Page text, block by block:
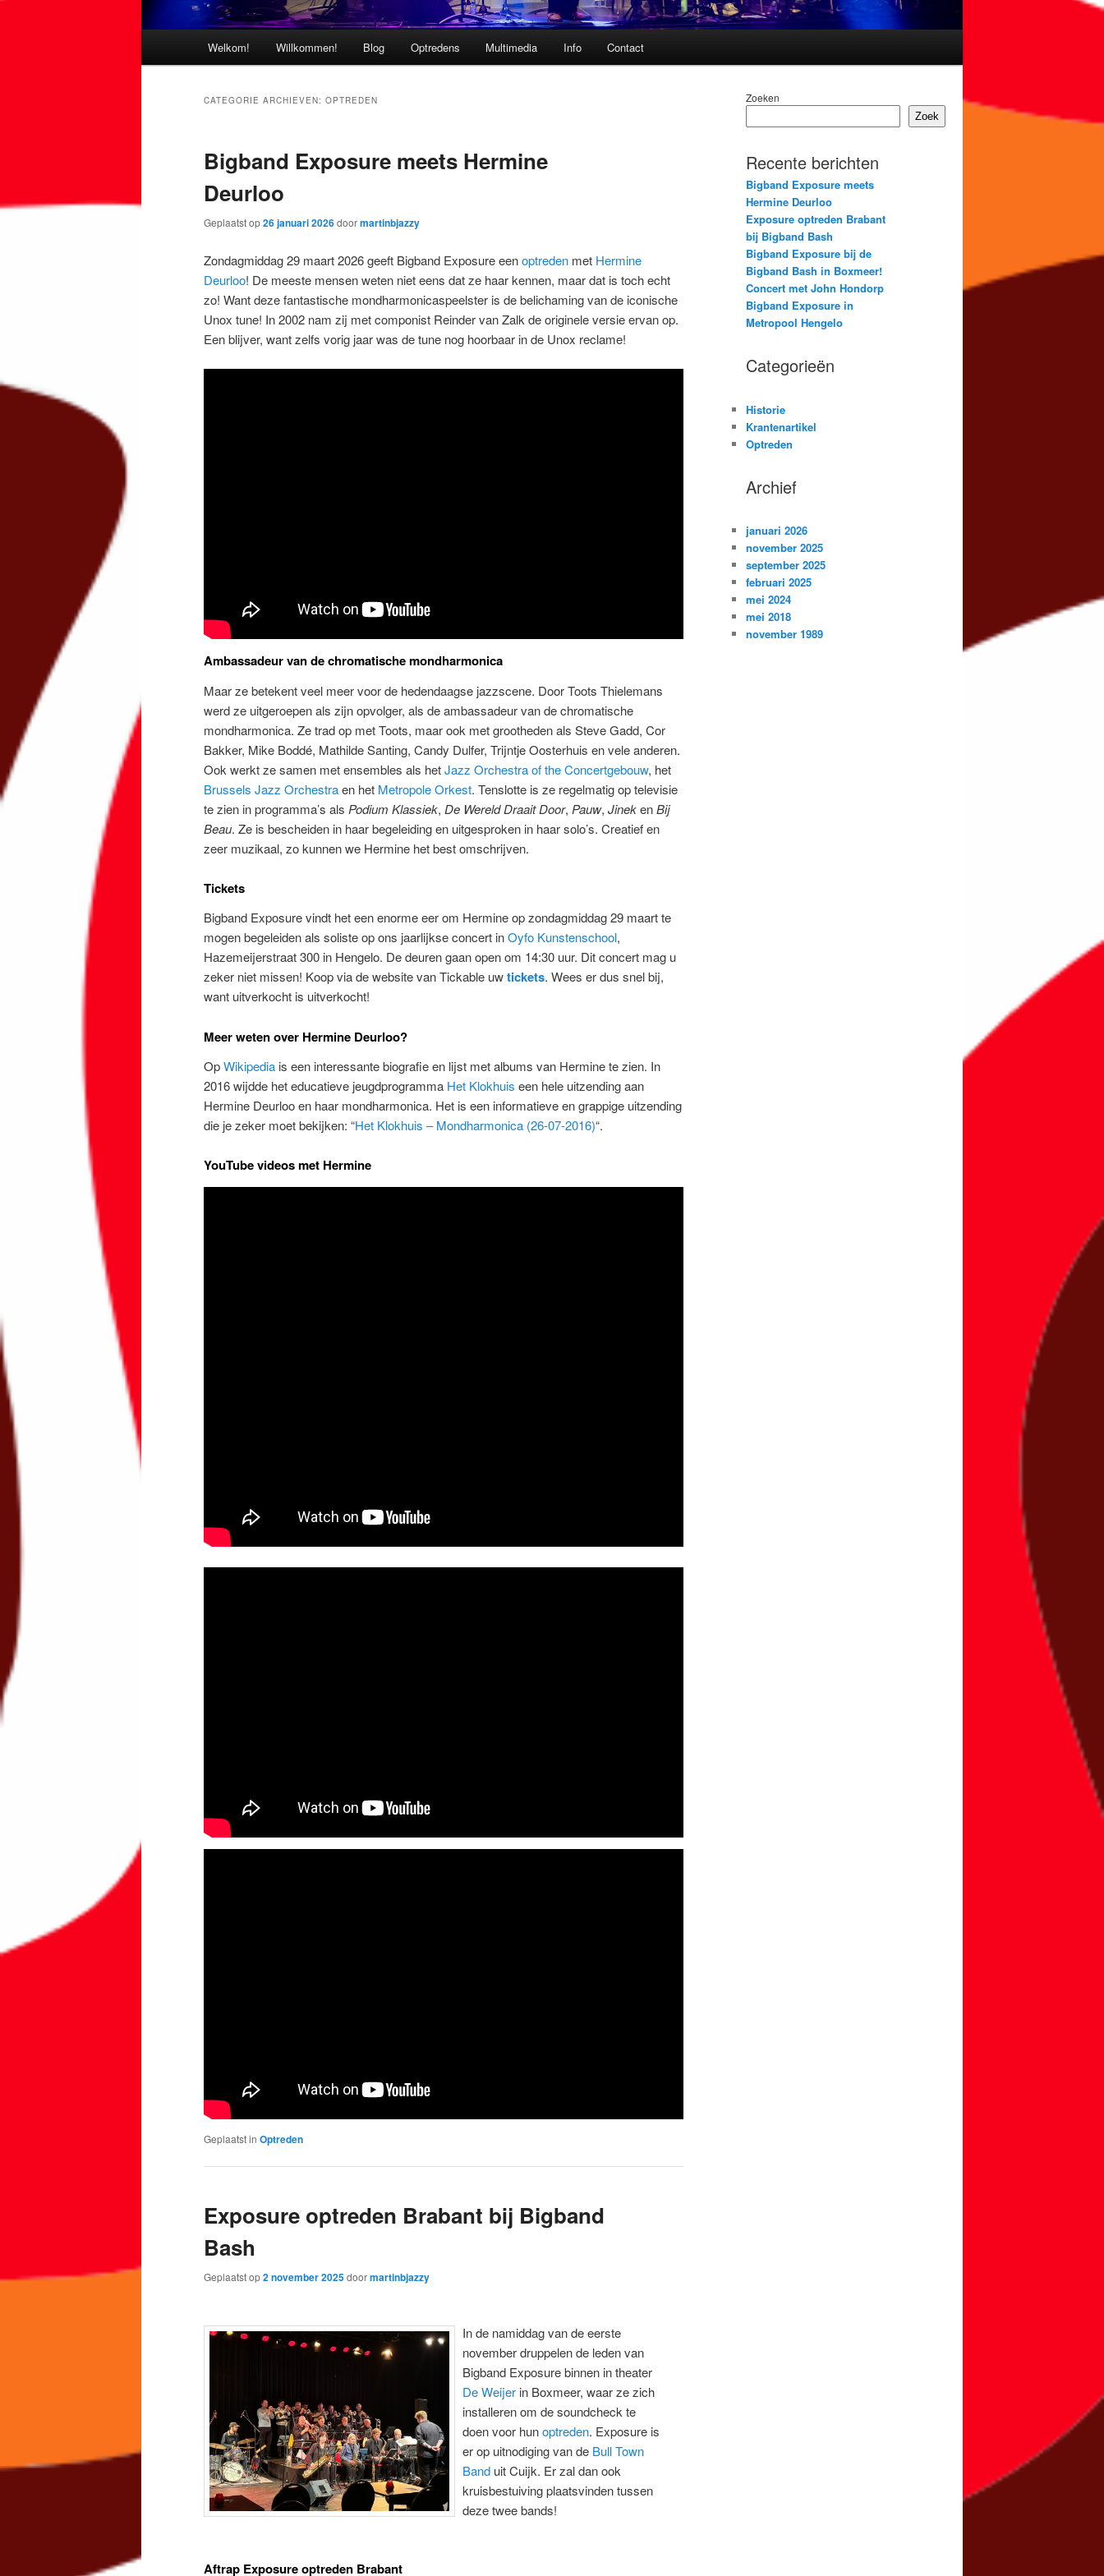
Welkom! Willkommen! Blog Optredens Multimedia Info Contact
CATEGORIE ARCHIEVEN: OPTREDEN
Bigband Exposure meets Hermine
Deurloo
Geplaatst op26 januari 2026doormartinbjazzy
Zondagmiddag 29 maart 2026 geeft Bigband Exposure eenoptreden met Hermine
Deurloo! De meeste mensen weten niet eens dat ze haar kennen, maar dat is toch echt
zo! Want deze fantastische mondharmonicaspeelster is de belichaming van de iconische
Unox tune! In 2002 nam zij met componist Reinder van Zalk de originele versie ervan op.
Een blijver, want zelfs vorig jaar was de tune nog hoorbaar in de Unox reclame!
Ambassadeur van de chromatische mondharmonica
Maar ze betekent veel meer voor de hedendaagse jazzscene. Door Toots Thielemans
werd ze uitgeroepen als zijn opvolger, als de ambassadeur van de chromatische
mondharmonica. Ze trad op met Toots, maar ook met grootheden als Steve Gadd, Cor
Bakker, Mike Boddé, Mathilde Santing, Candy Dulfer, Trijntje Oosterhuis en vele anderen.
Ook werkt ze samen met ensembles als hetJazz Orchestra of the Concertgebouw, het
Brussels Jazz Orchestraen het Metropole Orkest. Tenslotte is ze regelmatig op televisie
te zien in programma’s als Podium Klassiek, De Wereld Draait Door, Pauw, JinekenBij
Beau. Ze is bescheiden in haar begeleiding en uitgesproken in haar solo’s. Creatief en
zeer muzikaal, zo kunnen we Hermine het best omschrijven.
Tickets
Bigband Exposure vindt het een enorme eer om Hermine op zondagmiddag 29 maart te
mogen begeleiden als soliste op ons jaarlijkse concert inOyfo Kunstenschool,
Hazemeijerstraat 300 in Hengelo. De deuren gaan open om 14:30 uur. Dit concert mag u
zeker niet missen! Koop via de website van Tickable uwtickets. Wees er dus snel bij,
want uitverkocht is uitverkocht!
Meer weten over Hermine Deurloo?
OpWikipedia is een interessante biografie en lijst met albums van Hermine te zien. In
2016 wijdde het educatieve jeugdprogramma Het Klokhuis een hele uitzending aan
Hermine Deurloo en haar mondharmonica. Het is een informatieve en grappige uitzending
die je zeker moet bekijken: “Het Klokhuis – Mondharmonica (26-07-2016)“.
YouTube videos met Hermine
Geplaatst in Optreden
Exposure optreden Brabant bij Bigband
Bash
Geplaatst op2 november 2025doormartinbjazzy
In de namiddag van de eerste
november druppelen de leden van
Bigband Exposure binnen in theater
De Weijer in Boxmeer, waar ze zich
installeren om de soundcheck te
doen voor hunoptreden. Exposure is
er op uitnodiging van de Bull Town
Band uit Cuijk. Er zal dan ook
kruisbestuiving plaatsvinden tussen
deze twee bands!
Aftrap Exposure optreden Brabant
Zoeken
Zoek
Recente berichten
Bigband Exposure meets
Hermine Deurloo
Exposure optreden Brabant
bij Bigband Bash
Bigband Exposure bij de
Bigband Bash in Boxmeer!
Concert met John Hondorp
Bigband Exposure in
Metropool Hengelo
Categorieën
Historie
Krantenartikel
Optreden
Archief
januari 2026
november 2025
september 2025
februari 2025
mei 2024
mei 2018
november 1989